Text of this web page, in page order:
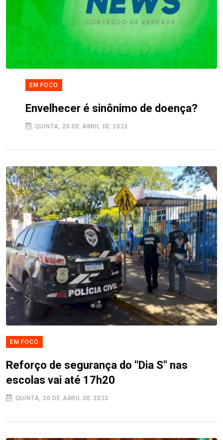
EM FOCO
Envelhecer é sinônimo de doença?
QUINTA, 20 DE ABRIL DE 2023
EM FOCO
Reforço de segurança do "Dia S" nas
escolas vai até 17h20
QUINTA, 20 DE ABRIL DE 2023